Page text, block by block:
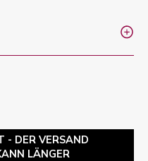
- DER VERSAND
LÄNGER